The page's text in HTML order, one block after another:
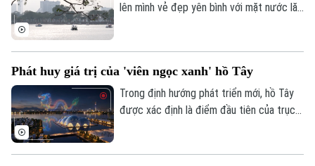
lên mình vẻ đẹp yên bình với mặt nước lăn
Phát huy giá trị của 'viên ngọc xanh' hồ Tây
Trong định hướng phát triển mới, hồ Tây
được xác định là điểm đầu tiên của trục